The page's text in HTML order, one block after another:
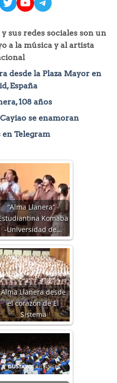
sus redes sociales son un
a la música y al artista
desde la Plaza Mayor en
España
108 años
se enamoran
en Telegram
“Alma Llanera“ -
Komaba
-Universidad de…
Alma Llanera desde
el corazón de El
Sistema